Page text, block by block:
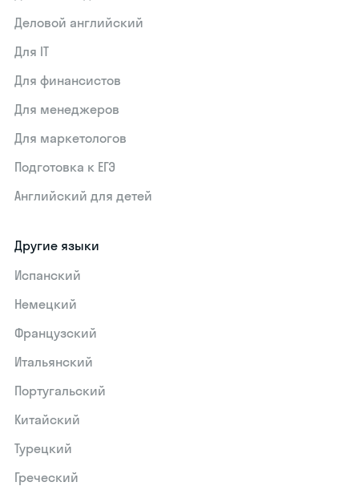
Деловой английский
Для IT
Для финансистов
Для менеджеров
Для маркетологов
Подготовка к ЕГЭ
Английский для детей
Другие языки
Испанский
Немецкий
Французский
Итальянский
Португальский
Китайский
Турецкий
Греческий